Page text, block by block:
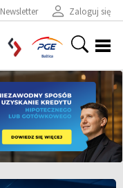
Zaloguj się
Newsletter